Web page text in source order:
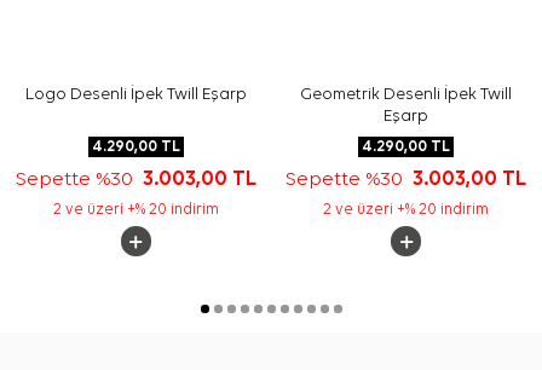
Logo Desenli İpek Twill Eşarp
4.290,00TL
Sepette %30 3.003,00 TL
2 ve üzeri +% 20 indirim
Geometrik Desenli İpek Twill
Eşarp
4.290,00 TL
Sepette %303.003,00 TL
2 ve üzeri +% 20 indirim